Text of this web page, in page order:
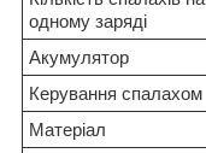
одному заряді
Акумулятор
Керування спалахом
Матеріал